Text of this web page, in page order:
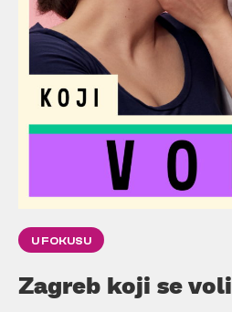
U FOKUSU
Zagreb koji se voli